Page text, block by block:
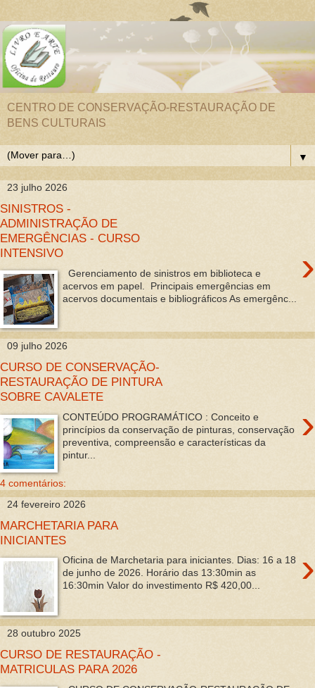
CENTRO DE CONSERVAÇÃO-RESTAURAÇÃO DE
BENS CULTURAIS
▼
23 julho 2026
SINISTROS -
ADMINISTRAÇÃO DE
EMERGÊNCIAS - CURSO
INTENSIVO
›
Gerenciamento de sinistros em biblioteca e
acervos em papel. Principais emergências em
acervos documentais e bibliográficos As emergênc...
09 julho 2026
CURSO DE CONSERVAÇÃO-
RESTAURAÇÃO DE PINTURA
SOBRE CAVALETE
›
CONTEÚDO PROGRAMÁTICO : Conceito e
princípios da conservação de pinturas, conservação
preventiva, compreensão e características da
pintur...
4 comentários:
24 fevereiro 2026
MARCHETARIA PARA
INICIANTES
›
Oficina de Marchetaria para iniciantes. Dias: 16 a 18
de junho de 2026. Horário das 13:30min as
16:30min Valor do investimento R$ 420,00...
28 outubro 2025
CURSO DE RESTAURAÇÃO -
MATRICULAS PARA 2026